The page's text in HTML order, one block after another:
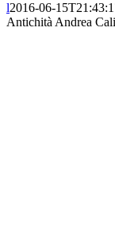
l2016-06-
Antichità Andrea